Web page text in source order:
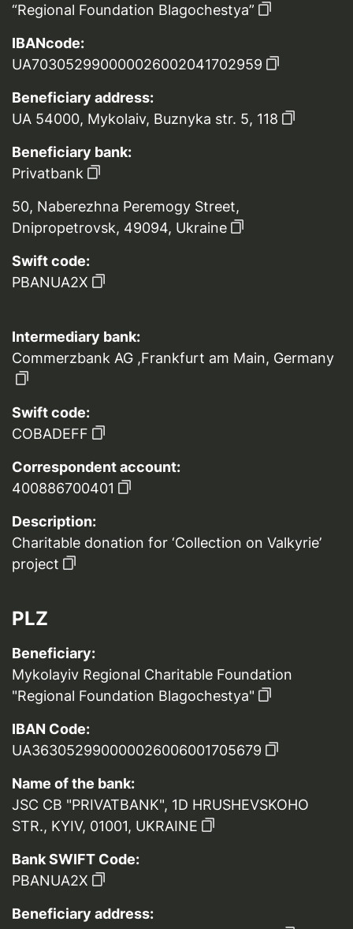
“Regional Foundation Blagochestya”
IBANcode:
UA703052990000026002041702959
Beneficiary address:
UA 54000, Mykolaiv, Buznyka str. 5, 118
Beneficiary bank:
Privatbank
50, Naberezhna Peremogy Street,
Dnipropetrovsk, 49094, Ukraine
Swift code:
PBANUA2X
Intermediary bank:
Commerzbank AG ,Frankfurt am Main, Germany
Swift code:
COBADEFF
Correspondent account:
400886700401
Description:
Charitable donation for ‘Collection on Valkyrie’
project
PLZ
Beneficiary:
Mykolayiv Regional Charitable Foundation
"Regional Foundation Blagochestya"
IBAN Code:
UA363052990000026006001705679
Name of the bank:
JSC CB "PRIVATBANK", 1D HRUSHEVSKOHO
STR., KYIV, 01001, UKRAINE
Bank SWIFT Code:
PBANUA2X
Beneficiary address: